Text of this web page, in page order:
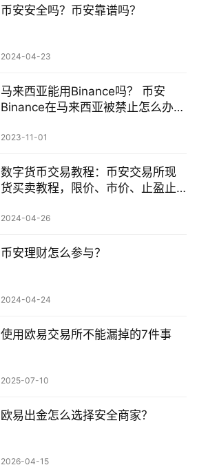
币安安全吗？币安靠谱吗？
2024-04-23
马来西亚能用Binance吗？ 币安
Binance在马来西亚被禁止怎么办？
卖加密货币？
2023-11-01
数字货币交易教程：币安交易所现
货买卖教程，限价、市价、止盈止
2024-04-26
币安理财怎么参与？
2024-04-24
使用欧易交易所不能漏掉的7件事
2025-07-10
欧易出金怎么选择安全商家？
2026-04-15